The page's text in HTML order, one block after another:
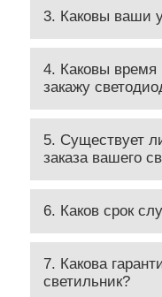
3. Каковы ваши
4. Каковы время
закажу
5. Существует
заказа вашего
6. Каков срок
7. Какова
светильник?